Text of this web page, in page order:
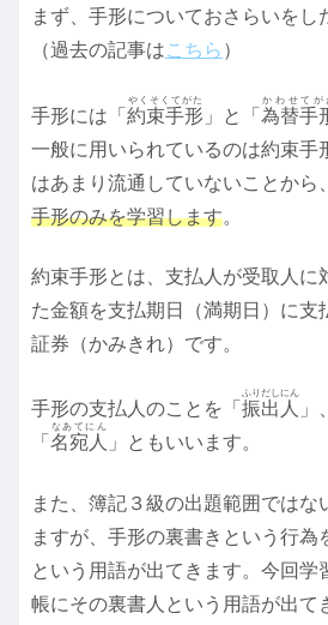
まず、手形についておさらいをし
（過去の記事はこちら ）
手形には「 約束手形
やくそくてがた
」と「 為替手
かわせてが
一般に用いられているのは約束手
はあまり流通していないことから、
手形のみを学習します。
約束手形とは、支払人が受取人に
た金額を支払期日（満期日）に支
証券（かみきれ）です。
手形の支払人のことを「 振出人
ふりだしにん
」
「 名宛人
なあてにん
」ともいいます。
また、簿記３級の出題範囲ではな
ますが、手形の裏書きという行為
という用語が出てきます。今回学
帳にその裏書人という用語が出て